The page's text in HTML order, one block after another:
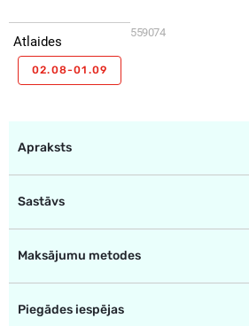
559074
Atlaides
02.08-01.09
Apraksts
Sastāvs
Maksājumu metodes
Piegādes iespējas